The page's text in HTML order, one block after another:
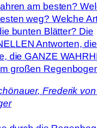
am besten?
weg? Welche
bunten Blätter? Die
Antworten,
die GANZE
großen
,Frederik